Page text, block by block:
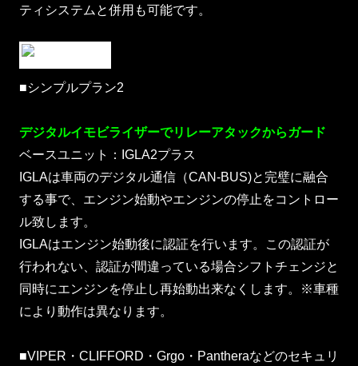
ティシステムと併用も可能です。
■シンプルプラン2
デジタルイモビライザーでリレーアタックからガード
ベースユニット：IGLA2プラス
IGLAは車両のデジタル通信（CAN-BUS)と完璧に融合
する事で、エンジン始動やエンジンの停止をコントロー
ル致します。
IGLAはエンジン始動後に認証を行います。この認証が
行われない、認証が間違っている場合シフトチェンジと
同時にエンジンを停止し再始動出来なくします。※車種
により動作は異なります。
■VIPER・CLIFFORD・Grgo・Pantheraなどのセキュリ